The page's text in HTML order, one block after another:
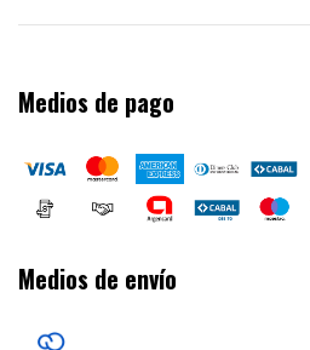
Medios de pago
Medios de envío